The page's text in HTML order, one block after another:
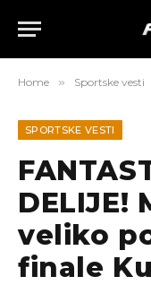
Home » Sportske vesti
SPORTSKE VESTI
DELIJE!
veliko
finale